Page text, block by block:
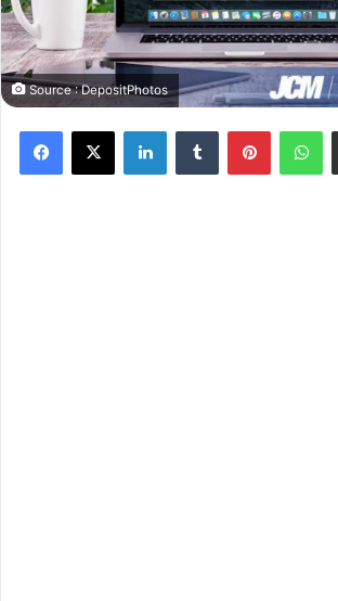
Source : DepositPhotos